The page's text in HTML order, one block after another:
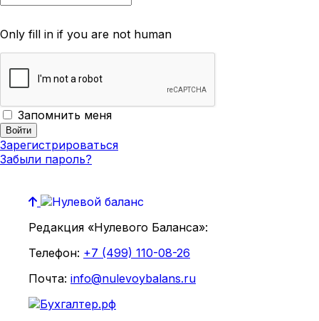
Only fill in if you are not human
Запомнить меня
Зарегистрироваться
Забыли пароль?
Редакция «Нулевого Баланса»:
Телефон: +7 (499) 110-08-26
Почта: info@nulevoybalans.ru